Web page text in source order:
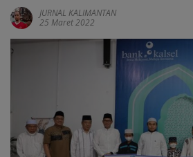
JURNAL KALIMANTAN
25 Maret 2022